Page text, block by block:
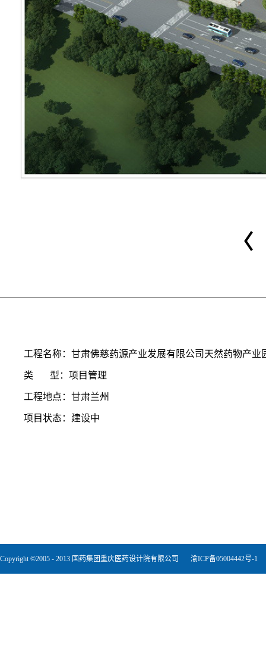
工程名称：甘肃佛慈药源产业发展有限公司天然药物产
类 型：项目管理
工程地点：甘肃兰州
项目状态：建设中
Copyright ©2005 - 2013 国药集团重庆医药设计院有限公司 渝ICP备05004442号-1